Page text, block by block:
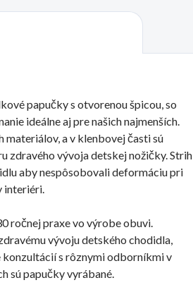
papučky s otvorenou špicou, so
ideálne aj pre našich najmenších.
materiálov, a v klenbovej časti sú
zdravého vývoja detskej nožičky. Strih
aby nespôsobovali deformáciu pri
interiéri.
ročnej praxe vo výrobe obuvi.
vývoju detského chodidla,
s rôznymi odborníkmi v
sú papučky vyrábané.